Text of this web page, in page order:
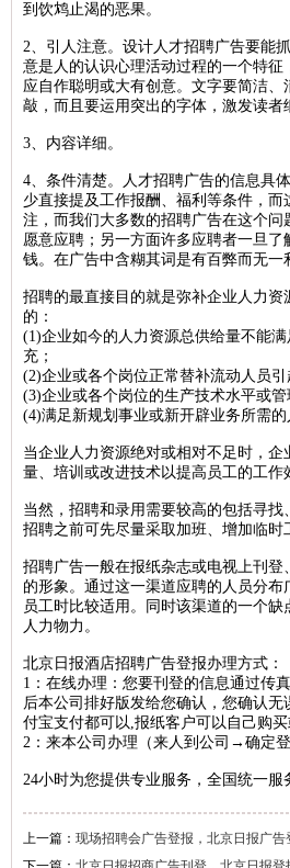
北京晚报税务稽查公告登报，北
新京报海关稽查公告登报，新京
经济日报企业维权公告登报，经
法制日报税务稽查公告登报，法
北京晚报建设行政处罚通知登报
北京晨报海关行政处罚公告登报
法制日报工商行政处罚公告登报
北京日报海关行政处罚公告登报
中国商报资产处置公告登报，中
北京日报税务稽查公告登报，北
经济日报债权转让公告登报，经
北京晚报海关稽查公告登报，北
中华工商时报稽查公告登报，中
人民日报海外版资产转让公告登
中国环境报广告登报，中国环境报
检察日报法院公告登报，检察日
法制日报国有资产转让公告登报
法制日报行政处罚公告登报，法
中国证券报独董声明登报，中国
法制晚报企业改制公告登报，法
北京日报债务催收公告登报，北
工人日报催收公告登报，工人日报
到饮鸩止渴的恶果。
2、引人注意。设计人才招聘广告要能
意是人的认识心理活动过程的一个特
应自作聪明或大有创意。文字要简洁
敲，而且要运用突出的字体，激发读
3、内容详细。
4、条件清楚。人才招聘广告的信息具
少直接提及工作报酬、福利等条件，
注，而我们大多数的招聘广告在这个
愿意应聘；另一方面许多应聘者一旦
钱。在广告中含糊其词是有百弊而无一
招聘的最直接目的就是弥补企业人力
的：
(1)企业如今的人力资源总供给量不能
充；
(2)企业或各个岗位正常替补流动人员引
(3)企业或各个岗位的生产技术水平或
(4)满足新规划事业或新开辟业务所需的
当企业人力资源绝对或相对不足时，
量、培训或改进技术以提高员工的工作
当然，招聘和录用需要较高的包括寻
招聘之前可先尽量采取加班、增加临时
招聘广告一般在报纸杂志或电视上刊
的形象。通过这一渠道应聘的人员分
员工时比较适用。同时该渠道的一个
人力物力。
北京日报酒店招聘广告登报办理方式：
1：在线办理：您要刊登的信息通过传
后本公司排好版发给您确认，您确认
付宝支付都可以,报纸客户可以自己购
2：来本公司办理（来人到公司→确定
24小时为您提供专业服务，全国统一服
上一篇： 现场招聘会广告登报，北京日报广告